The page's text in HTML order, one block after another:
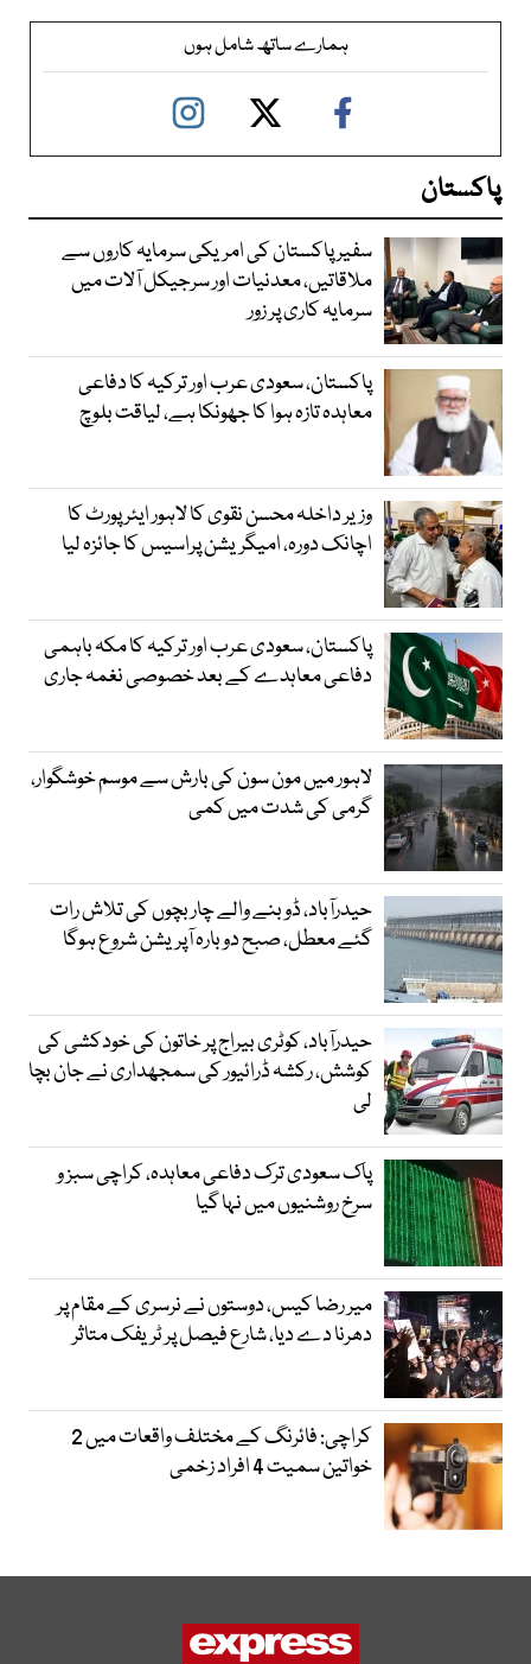
ہمارے ساتھ شامل ہوں
پاکستان
سفیر پاکستان کی امریکی سرمایہ کاروں سے
ملاقاتیں، معدنیات اور سرجیکل آلات میں
سرمایہ کاری پر زور
پاکستان، سعودی عرب اور ترکیہ کا دفاعی
معاہدہ تازہ ہوا کا جھونکا ہے، لیاقت بلوچ
وزیر داخلہ محسن نقوی کا لاہور ایئر پورٹ کا
اچانک دورہ، امیگریشن پراسیس کا جائزہ لیا
پاکستان، سعودی عرب اور ترکیہ کا مکہ باہمی
دفاعی معاہدے کے بعد خصوصی نغمہ جاری
لاہور میں مون سون کی بارش سے موسم خوشگوار،
گرمی کی شدت میں کمی
حیدرآباد، ڈوبنے والے چار بچوں کی تلاش رات
گئے معطل، صبح دوبارہ آپریشن شروع ہوگا
حیدرآباد، کوٹری بیراج پر خاتون کی خودکشی کی
کوشش، رکشہ ڈرائیور کی سمجھداری نے جان بچا
لی
پاک سعودی ترک دفاعی معاہدہ، کراچی سبز و
سرخ روشنیوں میں نہا گیا
میر رضا کیس، دوستوں نے نرسری کے مقام پر
دھرنا دے دیا، شارع فیصل پر ٹریفک متاثر
کراچی: فائرنگ کے مختلف واقعات میں 2
خواتین سمیت 4 افراد زخمی